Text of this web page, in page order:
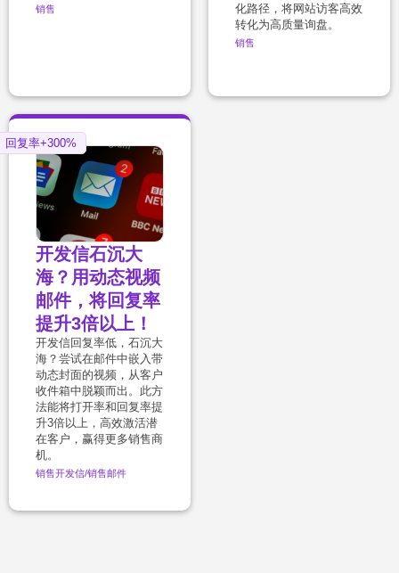
销售
化路径，将网站访客高效
转化为高质量询盘。
销售
开发信石沉大
海？用动态视频
邮件，将回复率
提升3倍以上！
开发信回复率低，石沉大
海？尝试在邮件中嵌入带
动态封面的视频，从客户
收件箱中脱颖而出。此方
法能将打开率和回复率提
升3倍以上，高效激活潜
在客户，赢得更多销售商
机。
回复率+300%
销售开发信/销售邮件